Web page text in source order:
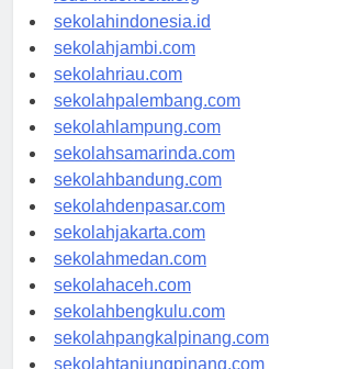
rsud-indonesia.org
sekolahindonesia.id
sekolahjambi.com
sekolahriau.com
sekolahpalembang.com
sekolahlampung.com
sekolahsamarinda.com
sekolahbandung.com
sekolahdenpasar.com
sekolahjakarta.com
sekolahmedan.com
sekolahaceh.com
sekolahbengkulu.com
sekolahpangkalpinang.com